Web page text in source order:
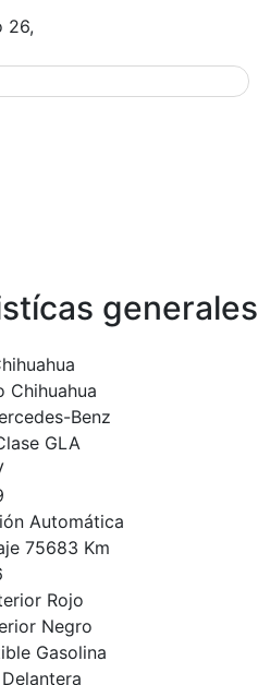
26,
generales
Chihuahua
Benz
GLA
Automática
75683 Km
Rojo
Negro
Gasolina
Delantera